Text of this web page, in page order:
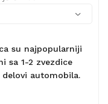
su najpopularniji
sa 1-2 zvezdice
automobila.